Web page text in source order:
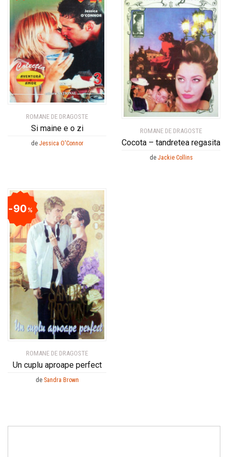
ROMANE DE DRAGOSTE
Si maine e o zi
de Jessica O'Connor
ROMANE DE DRAGOSTE
Cocota – tandretea regasita
de Jackie Collins
ROMANE DE DRAGOSTE
Un cuplu aproape perfect
90%
de Sandra Brown